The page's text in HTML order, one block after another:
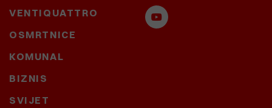
VENTIQUATTRO
OSMRTNICE
KOMUNAL
BIZNIS
SVIJET